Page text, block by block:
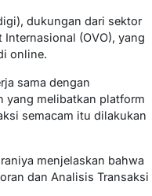
dukungan dari sektor
(OVO), yang
online.
sama dengan
yang melibatkan platform
semacam itu dilakukan
menjelaskan bahwa
dan Analisis Transaksi